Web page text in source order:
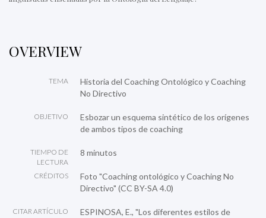
OVERVIEW
TEMA
Historia del Coaching Ontológico y Coaching
No Directivo
OBJETIVO
Esbozar un esquema sintético de los orígenes
de ambos tipos de coaching
TIEMPO DE
LECTURA
8 minutos
CRÉDITOS
Foto "Coaching ontológico y Coaching No
Directivo" (CC BY-SA 4.0)
CITAR ARTÍCULO
ESPINOSA, E., "Los diferentes estilos de